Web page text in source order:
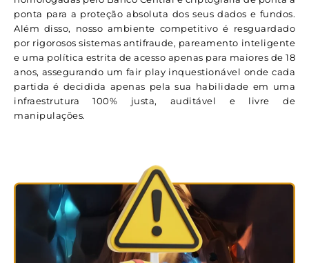
ponta para a proteção absoluta dos seus dados e fundos.
Além disso, nosso ambiente competitivo é resguardado
por rigorosos sistemas antifraude, pareamento inteligente
e uma política estrita de acesso apenas para maiores de 18
anos, assegurando um fair play inquestionável onde cada
partida é decidida apenas pela sua habilidade em uma
infraestrutura 100% justa, auditável e livre de
manipulações.